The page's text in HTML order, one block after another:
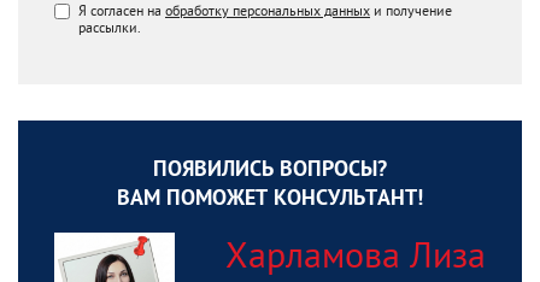
Я согласен на обработку персональных данных и получение
рассылки.
ПОЯВИЛИСЬ ВОПРОСЫ?
ВАМ ПОМОЖЕТ КОНСУЛЬТАНТ!
Харламова Лиза